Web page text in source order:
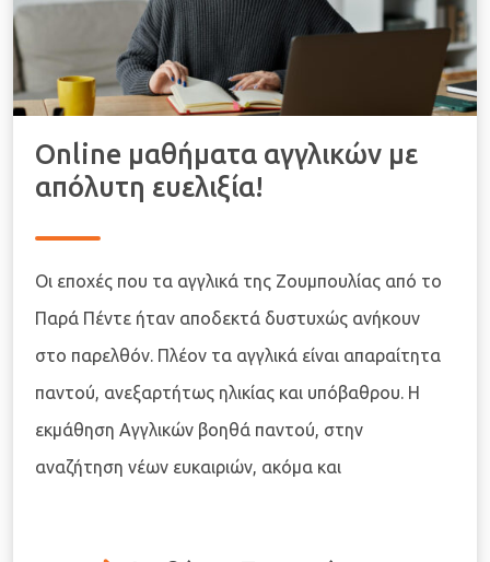
Online μαθήματα αγγλικών με
απόλυτη ευελιξία!
Οι εποχές που τα αγγλικά της Ζουμπουλίας από το
Παρά Πέντε ήταν αποδεκτά δυστυχώς ανήκουν
στο παρελθόν. Πλέον τα αγγλικά είναι απαραίτητα
παντού, ανεξαρτήτως ηλικίας και υπόβαθρου. Η
εκμάθηση Αγγλικών βοηθά παντού, στην
αναζήτηση νέων ευκαιριών, ακόμα και